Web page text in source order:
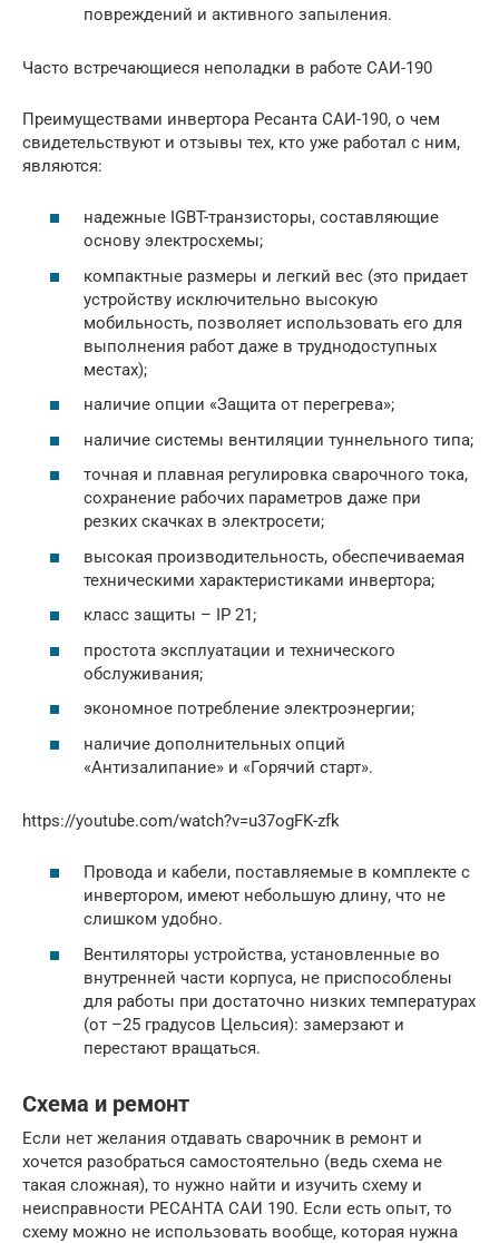
повреждений и активного запыления.
Часто встречающиеся неполадки в работе САИ-190
Преимуществами инвертора Ресанта САИ-190, о чем
свидетельствуют и отзывы тех, кто уже работал с ним,
являются:
надежные IGBT-транзисторы, составляющие
основу электросхемы;
компактные размеры и легкий вес (это придает
устройству исключительно высокую
мобильность, позволяет использовать его для
выполнения работ даже в труднодоступных
местах);
наличие опции «Защита от перегрева»;
наличие системы вентиляции туннельного типа;
точная и плавная регулировка сварочного тока,
сохранение рабочих параметров даже при
резких скачках в электросети;
высокая производительность, обеспечиваемая
техническими характеристиками инвертора;
класс защиты – IP 21;
простота эксплуатации и технического
обслуживания;
экономное потребление электроэнергии;
наличие дополнительных опций
«Антизалипание» и «Горячий старт».
https://youtube.com/watch?v=u37ogFK-zfk
Провода и кабели, поставляемые в комплекте с
инвертором, имеют небольшую длину, что не
слишком удобно.
Вентиляторы устройства, установленные во
внутренней части корпуса, не приспособлены
для работы при достаточно низких температурах
(от –25 градусов Цельсия): замерзают и
перестают вращаться.
Схема и ремонт
Если нет желания отдавать сварочник в ремонт и
хочется разобраться самостоятельно (ведь схема не
такая сложная), то нужно найти и изучить схему и
неисправности РЕСАНТА САИ 190. Если есть опыт, то
схему можно не использовать вообще, которая нужна